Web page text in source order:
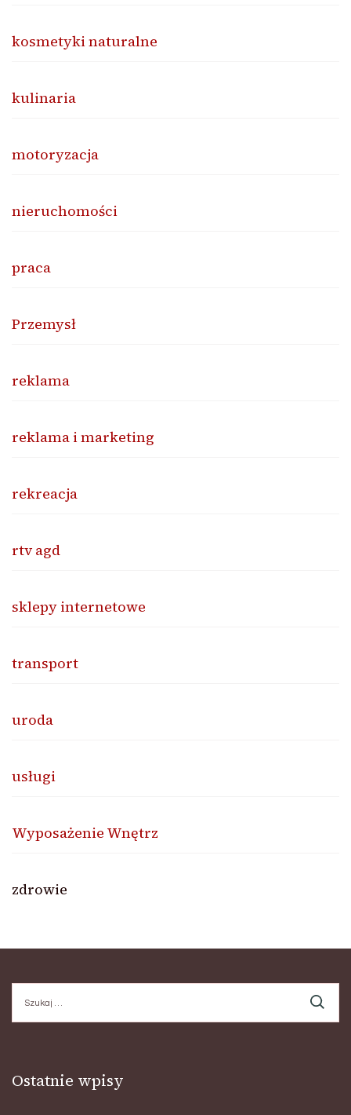
kosmetyki naturalne
kulinaria
motoryzacja
nieruchomości
praca
Przemysł
reklama
reklama i marketing
rekreacja
rtv agd
sklepy internetowe
transport
uroda
usługi
Wyposażenie Wnętrz
zdrowie
Ostatnie wpisy